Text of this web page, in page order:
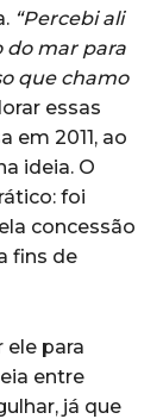
“Percebi ali
do mar para
que chamo
essas
em 2011, ao
ideia. O
foi
concessão
fins de
para
entre
já que